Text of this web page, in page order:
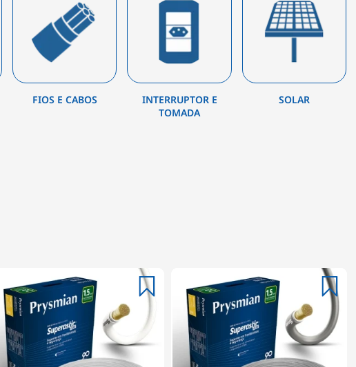
FIOS E CABOS
INTERRUPTOR E
TOMADA
SOLAR